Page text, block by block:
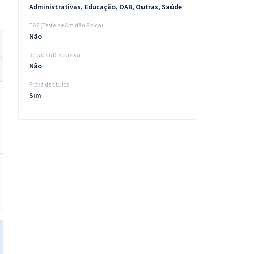
Administrativas, Educação, OAB, Outras, Saúde
TAF (Teste de Aptidão Física)
Não
Redação Discursiva
Não
Prova de títulos
Sim